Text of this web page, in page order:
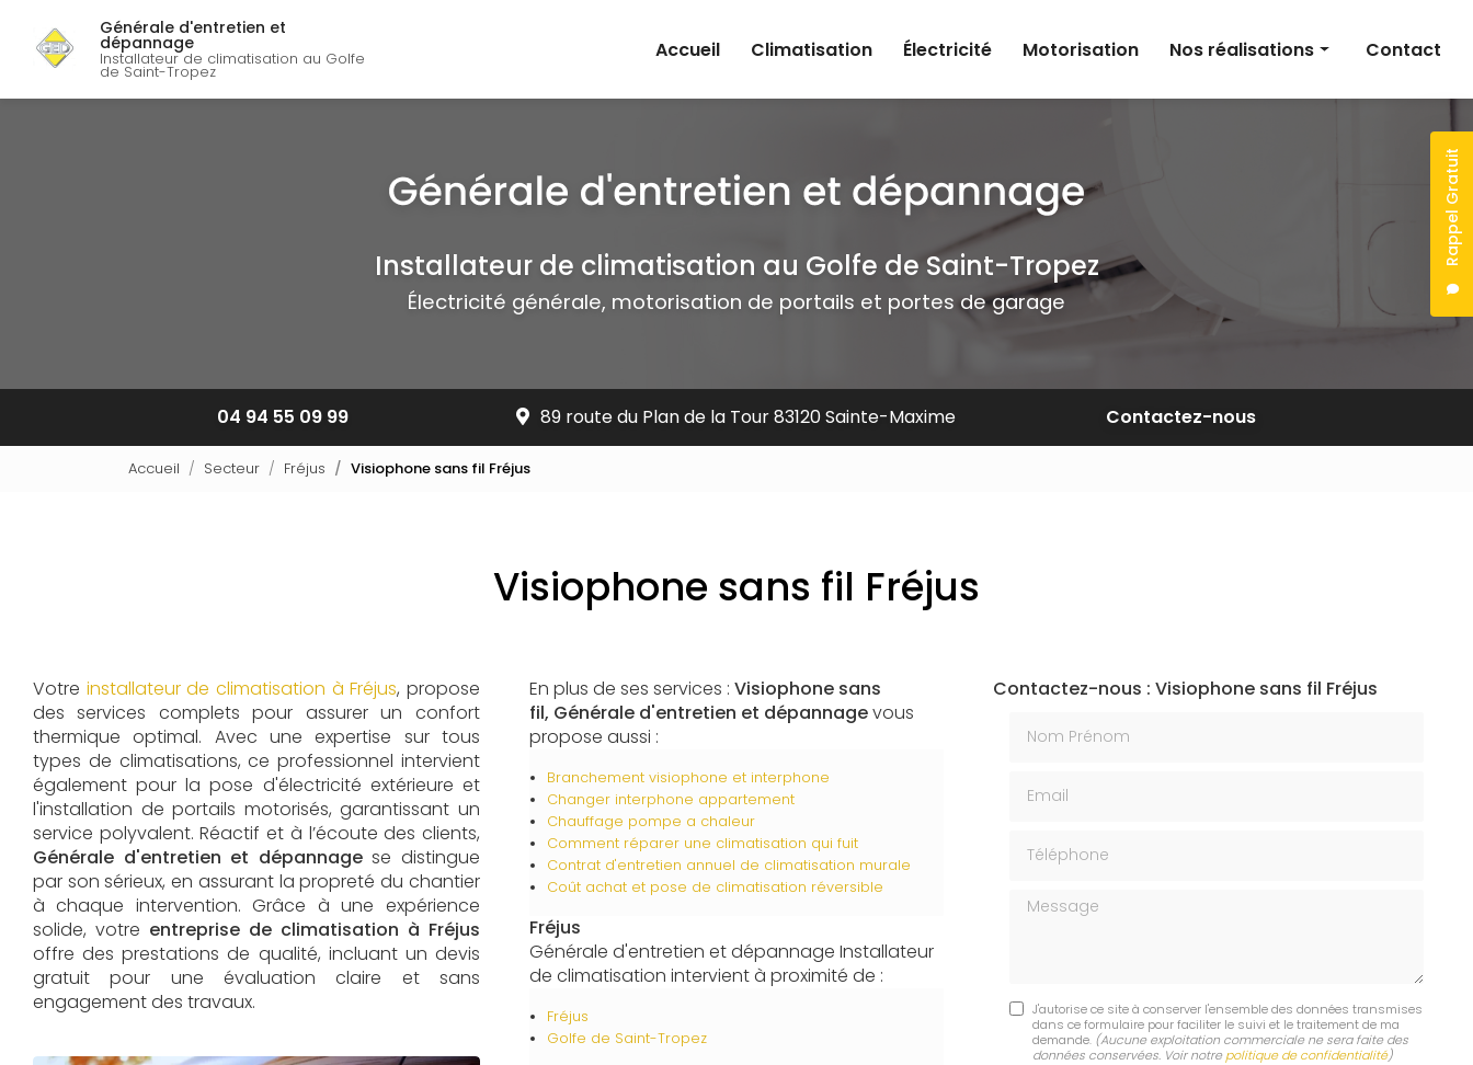
contenu
Générale d'entretien et
dépannage
Installateur de climatisation au Golfe
de Saint-Tropez
Rappel Gratuit
Accueil
Climatisation Électricité Motorisation Nos réalisations Contact
Installateur de climatisation au Golfe de Saint-Tropez
Électricité générale, motorisation de portails et portes de garage
04 94 55 09 99 89 route du Plan de la Tour 83120 Sainte-Maxime Contactez-nous
Accueil Secteur Fréjus Visiophone sans fil Fréjus
Visiophone sans fil Fréjus
Votre installateur de climatisation à Fréjus, propose
des services complets pour assurer un confort
thermique optimal. Avec une expertise sur tous
types de climatisations, ce professionnel intervient
également pour la pose d'électricité extérieure et
l'installation de portails motorisés, garantissant un
service polyvalent. Réactif et à l’écoute des clients,
Générale d'entretien et dépannagese distingue
par son sérieux, en assurant la propreté du chantier
à chaque intervention. Grâce à une expérience
solide, votre entreprise de climatisation à Fréjus
offre des prestations de qualité, incluant un devis
gratuit pour une évaluation claire et sans
engagement des travaux.
En plus de ses services : Visiophone sans
fil, Générale d'entretien et dépannagevous
propose aussi :
Branchement visiophone et interphone
Changer interphone appartement
Chauffage pompe a chaleur
Comment réparer une climatisation qui fuit
Contrat d'entretien annuel de climatisation murale
Coût achat et pose de climatisation réversible
Fréjus
Générale d'entretien et dépannage Installateur
de climatisation intervient à proximité de :
Fréjus
Golfe de Saint-Tropez
Contactez-nous : Visiophone sans fil Fréjus
Message
J'autorise ce site à conserver l'ensemble des données transmises
dans ce formulaire pour faciliter le suivi et le traitement de ma
demande. (Aucune exploitation commerciale ne sera faite des
données conservées. Voir notre politique de confidentialité)